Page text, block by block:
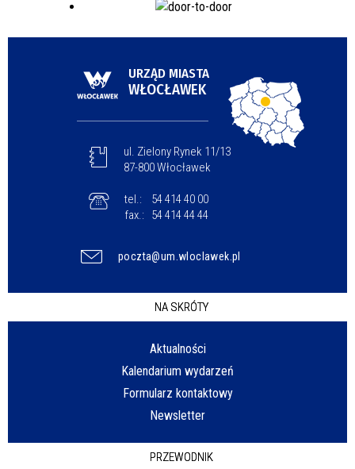
URZĄD MIASTA
WŁOCŁAWEK
ul. Zielony Rynek 11/13
87-800 Włocławek
tel.:
54 414 40 00
fax.:
54 414 44 44
poczta@um.wloclawek.pl
NA SKRÓTY
Aktualności
Kalendarium wydarzeń
Formularz kontaktowy
Newsletter
PRZEWODNIK